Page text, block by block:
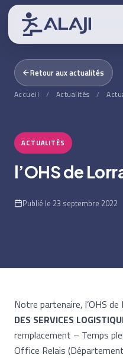
Retour aux actualités
Accueil / Actualités /
ACTUALITÉS
l’OHS de
Publié le 23 septembre 2022
Notre partenaire, l’OHS
DES SERVICES
remplacement – Temps
Office Relais